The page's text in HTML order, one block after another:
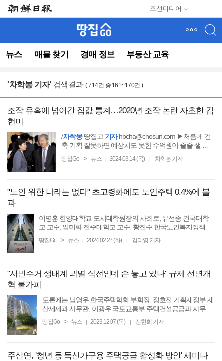
조선미디어
뉴스 매물 찾기 경매 정보 부동산 교육
뉴
(컨
영
동)
'차학봉 기자' 검색결과 ( 714건 중 161~170건 )
조작 유혹에 넘어간 집값 통계…2020년 조작 논란 자초한 김
현미
/차학봉땅집고 기자hbcha@chosun.com ▶처음에 건
축 기획 잘못하면 예상치도 못한 수억원이 줄줄 샐 수
땅집Go > 뉴스 2024.03.14 (목) 차학봉 기자
"노인 위한 나라는 없다" 초고령화에도 노인주택 0.4%에 불
과
이명훈 한양대학교 도시대학원장의 사회로, 유선종 건국대학
교 교수, 임미화 전주대학교 교수, 황진수 한국노인복지정책연
주택정책과장
땅집Go > 뉴스 2024.02.27 (화) 김리영 기자
"서민주거 생태계 괴멸 직전인데 손 놓고 있나" 규제 전면개
혁 불가피
토론에는 남영우 한국주택학회 부회장, 정호진 기획재정부 재
산세제과 사무관, 이광우 국토교통부 주택건설공급과 사무관,
교수,차학봉
땅집Go > 뉴스 2023.12.07 (목) 전현희 기자
주산연, '청년 등 독신가구용 주택공급 활성화 방안' 세미나